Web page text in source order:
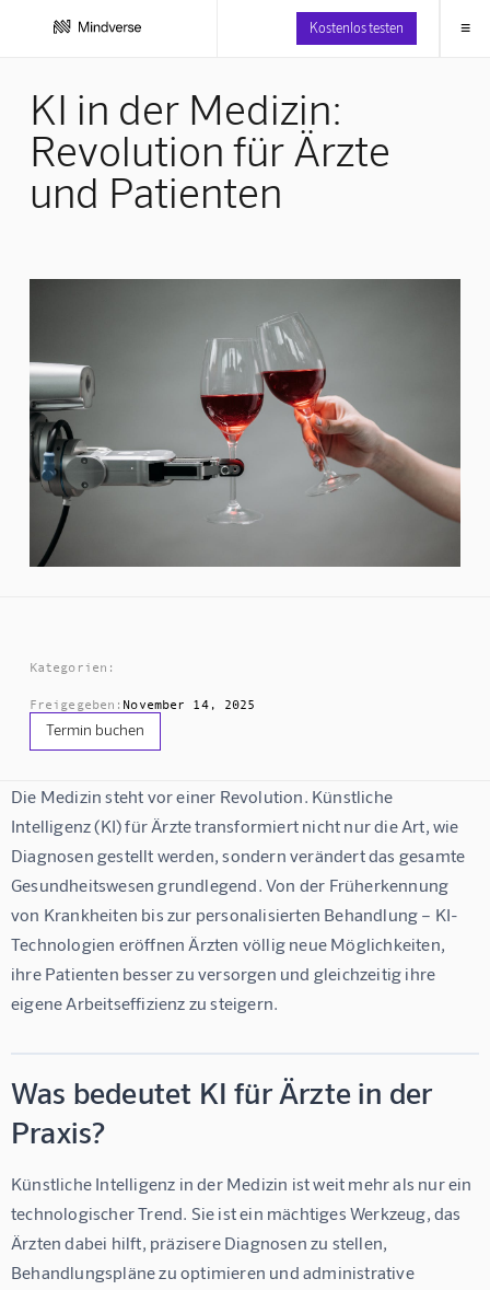
Kostenlos testen ≡
KI in der Medizin:
Revolution für Ärzte
und Patienten
Kategorien:
Freigegeben: November 14, 2025
Termin buchen
Die Medizin steht vor einer Revolution. Künstliche
Intelligenz (KI) für Ärzte transformiert nicht nur die Art, wie
Diagnosen gestellt werden, sondern verändert das gesamte
Gesundheitswesen grundlegend. Von der Früherkennung
von Krankheiten bis zur personalisierten Behandlung – KI-
Technologien eröffnen Ärzten völlig neue Möglichkeiten,
ihre Patienten besser zu versorgen und gleichzeitig ihre
eigene Arbeitseffizienz zu steigern.
Was bedeutet KI für Ärzte in der
Praxis?
Künstliche Intelligenz in der Medizin ist weit mehr als nur ein
technologischer Trend. Sie ist ein mächtiges Werkzeug, das
Ärzten dabei hilft, präzisere Diagnosen zu stellen,
Behandlungspläne zu optimieren und administrative